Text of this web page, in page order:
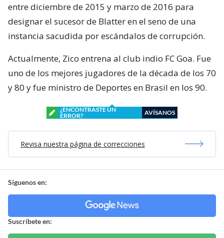
entre diciembre de 2015 y marzo de 2016 para
designar el sucesor de Blatter en el seno de una
instancia sacudida por escándalos de corrupción.
Actualmente, Zico entrena al club indio FC Goa. Fue
uno de los mejores jugadores de la década de los 70
y 80 y fue ministro de Deportes en Brasil en los 90.
¿ENCONTRASTE UN
ERROR?
AVÍSANOS
Revisa nuestra página de correcciones
Síguenos en:
Suscríbete en: